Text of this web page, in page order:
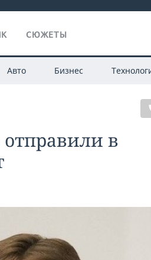
СЮЖЕТЫ
Авто Бизнес
в